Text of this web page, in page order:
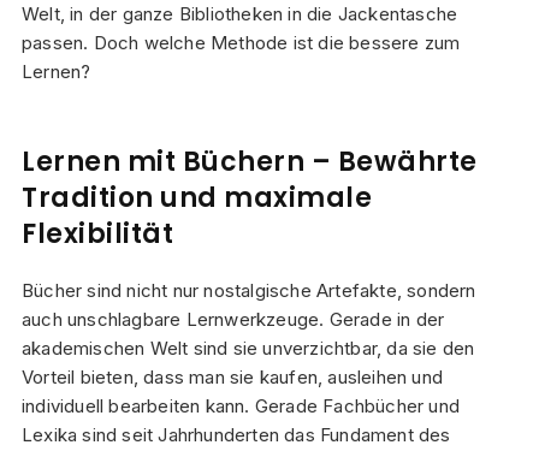
Welt, in der ganze Bibliotheken in die Jackentasche
passen. Doch welche Methode ist die bessere zum
Lernen?
Lernen mit Büchern – Bewährte
Tradition und maximale
Flexibilität
Bücher sind nicht nur nostalgische Artefakte, sondern
auch unschlagbare Lernwerkzeuge. Gerade in der
akademischen Welt sind sie unverzichtbar, da sie den
Vorteil bieten, dass man sie kaufen, ausleihen und
individuell bearbeiten kann. Gerade Fachbücher und
Lexika sind seit Jahrhunderten das Fundament des